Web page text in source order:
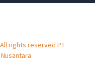
rights reserved PT